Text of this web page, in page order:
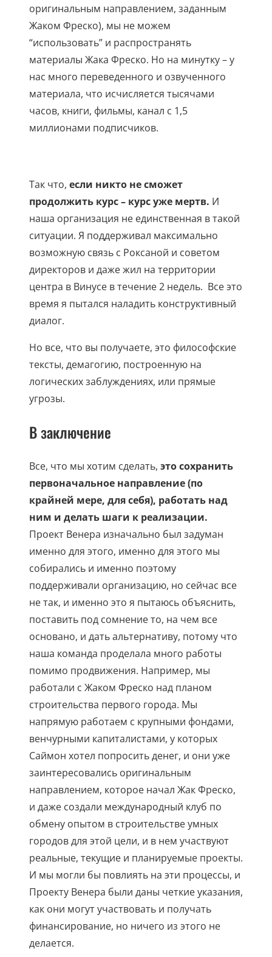
оригинальным направлением, заданным
Жаком Фреско), мы не можем
“использовать” и распространять
материалы Жака Фреско. Но на минутку – у
нас много переведенного и озвученного
материала, что исчисляется тысячами
часов, книги, фильмы, канал с 1,5
миллионами подписчиков.
Так что, если никто не сможет
продолжить курс – курс уже мертв. И
наша организация не единственная в такой
ситуации. Я поддерживал максимально
возможную связь с Роксаной и советом
директоров и даже жил на территории
центра в Винусе в течение 2 недель. Все это
время я пытался наладить конструктивный
диалог.
Но все, что вы получаете, это философские
тексты, демагогию, построенную на
логических заблуждениях, или прямые
угрозы.
В заключение
Все, что мы хотим сделать, это сохранить
первоначальное направление (по
крайней мере, для себя), работать над
ним и делать шаги к реализации.
Проект Венера изначально был задуман
именно для этого, именно для этого мы
собирались и именно поэтому
поддерживали организацию, но сейчас все
не так, и именно это я пытаюсь объяснить,
поставить под сомнение то, на чем все
основано, и дать альтернативу, потому что
наша команда проделала много работы
помимо продвижения. Например, мы
работали с Жаком Фреско над планом
строительства первого города. Мы
напрямую работаем с крупными фондами,
венчурными капиталистами, у которых
Саймон хотел попросить денег, и они уже
заинтересовались оригинальным
направлением, которое начал Жак Фреско,
и даже создали международный клуб по
обмену опытом в строительстве умных
городов для этой цели, и в нем участвуют
реальные, текущие и планируемые проекты.
И мы могли бы повлиять на эти процессы, и
Проекту Венера были даны четкие указания,
как они могут участвовать и получать
финансирование, но ничего из этого не
делается.